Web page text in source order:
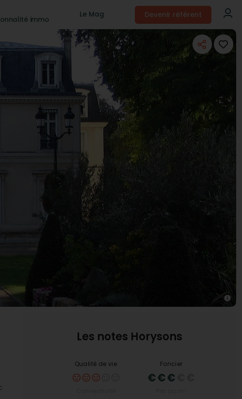
immo
Le Mag Devenir référent
Les notes Horysons
Qualité de vie Foncier